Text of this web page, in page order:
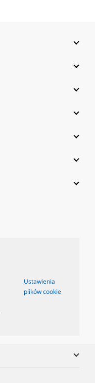
Ustawienia
plików cookie